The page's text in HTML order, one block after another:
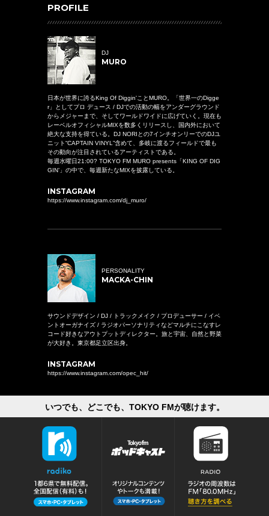
PROFILE
DJ
MURO
日本が世界に誇るKing Of Diggin'ことMURO。「世界一のDigge
r」としてプロ デュース / DJでの活動の幅をアンダーグラウンド
からメジャーまで、そしてワールドワイドに広げていく。現在も
レーベルオフィシャルMIXを数多くリリースし、国内外において
絶大な支持を得ている。DJ NORIとの7インチオンリーでのDJユ
ニット“CAPTAIN VINYL”含めて、多岐に渡るフィールドで最も
その動向が注目されているアーティストである。
毎週水曜日21:00? TOKYO FM MURO presents「KING OF DIG
GIN’」の中で、毎週新たなMIXを披露している。
INSTAGRAM
https://www.instagram.com/dj_muro/
PERSONALITY
MACKA-CHIN
サウンドデザイン / DJ / トラックメイク / プロデューサー / イベ
ントオーガナイズ / ラジオパーソナリティなどマルチにこなすレ
コード好きなアウトプットディレクター。旅と宇宙、自然と野菜
が大好き。東京都足立区出身。
INSTAGRAM
https://www.instagram.com/opec_hit/
いつでも、どこでも、TOKYO FMが聴けます。